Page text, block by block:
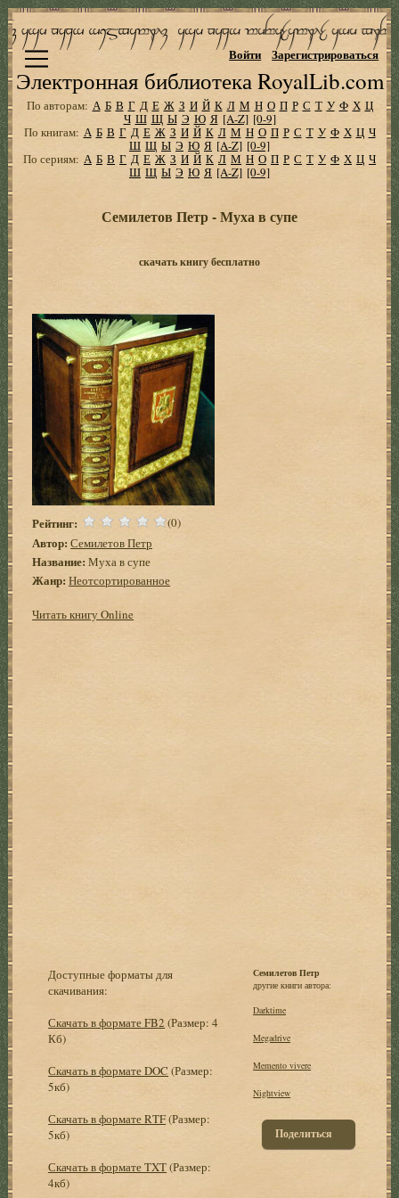
Электронная библиотека RoyalLib.com
Войти Зарегистрироваться
По авторам: А Б В Г Д Е Ж З И Й К Л М Н О П Р С Т У Ф Х Ц
Ч Ш Щ Ы Э Ю Я [A-Z] [0-9]
По книгам: А Б В Г Д Е Ж З И Й К Л М Н О П Р С Т У Ф Х Ц Ч
Ш Щ Ы Э Ю Я [A-Z] [0-9]
По сериям: А Б В Г Д Е Ж З И Й К Л М Н О П Р С Т У Ф Х Ц Ч
Ш Щ Ы Э Ю Я [A-Z] [0-9]
Семилетов Петр - Муха в супе
скачать книгу бесплатно
Рейтинг: (0)
Автор: Семилетов Петр
Название: Муха в супе
Жанр: Неотсортированное
Читать книгу Online
Доступные форматы для
скачивания:
Скачать в формате FB2 (Размер: 4
Кб)
Скачать в формате DOC (Размер:
5кб)
Скачать в формате RTF(Размер:
5кб)
Скачать в формате TXT(Размер:
4кб)
Семилетов Петр
другие книги автора:
Darktime
Megadrive
Memento vivere
Nightview
Поделиться